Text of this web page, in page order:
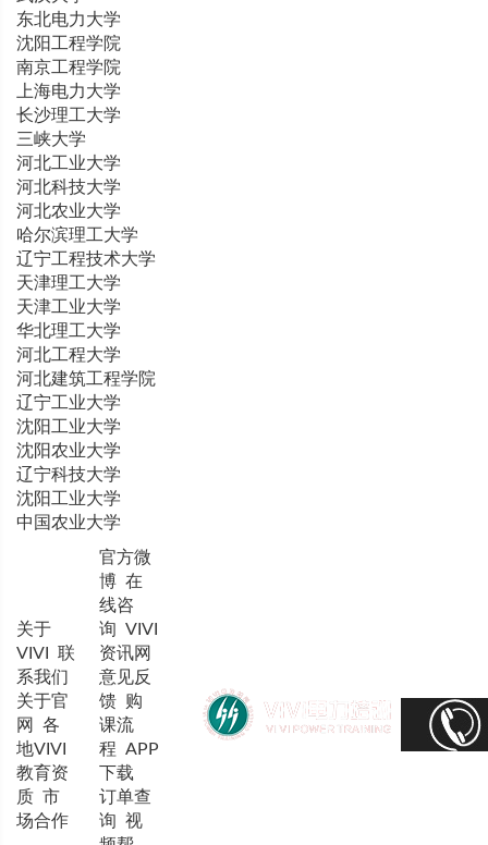
东北电力大学
沈阳工程学院
南京工程学院
上海电力大学
长沙理工大学
三峡大学
河北工业大学
河北科技大学
河北农业大学
哈尔滨理工大学
辽宁工程技术大学
天津理工大学
天津工业大学
华北理工大学
河北工程大学
河北建筑工程学院
辽宁工业大学
沈阳工业大学
沈阳农业大学
辽宁科技大学
沈阳工业大学
中国农业大学
关于
VIVI
联
系我们
关于官
网
各
地VIVI
教育资
质 市
场合作
官方微
博 在
线咨
询 VIVI
资讯网
意见反
馈 购
课流
程 APP
下载
订单查
询 视